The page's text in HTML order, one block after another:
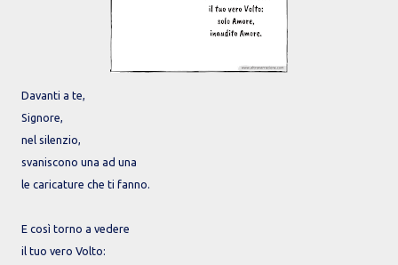
Davanti a te,
Signore,
nel silenzio,
svaniscono una ad una
le caricature che ti fanno.
E così torno a vedere
il tuo vero Volto: